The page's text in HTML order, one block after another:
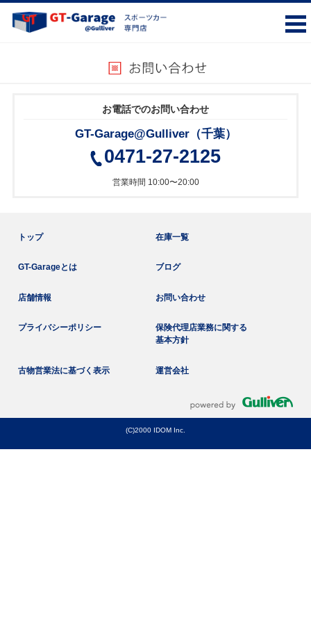
お電話でのお問い合わせ
GT-Garage@Gulliver（千葉）
0471-27-2125
営業時間 10:00〜20:00
トップ 在庫一覧
GT-Garageとは ブログ
店舗情報 お問い合わせ
プライバシーポリシー
保険代理店業務に関する
基本方針
古物営業法に基づく表示 運営会社
(C)2000 IDOM Inc.